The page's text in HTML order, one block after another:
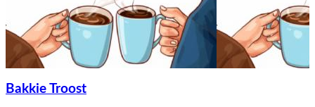
Bakkie Troost